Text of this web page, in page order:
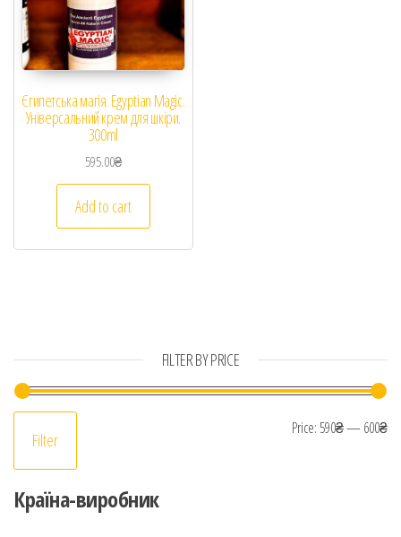
Єгипетська магія. Egyptian Magic.
Універсальний крем для шкіри.
300ml
595.00₴
Add to cart
FILTER BY PRICE
Filter
Price: 590₴— 600₴
Країна-виробник